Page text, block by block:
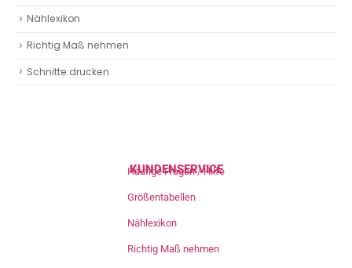
Nählexikon
Richtig Maß nehmen
Schnitte drucken
KUNDENSERVICE
Häufige Fragen / Hilfe
Größentabellen
Nählexikon
Richtig Maß nehmen